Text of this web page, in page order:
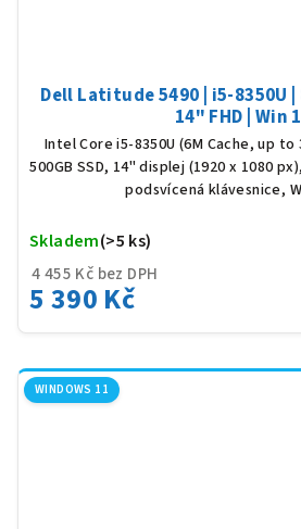
Dell Latitude 5490 | i5-8350U |
14" FHD | Win
Intel Core i5-8350U (6M Cache, up to
500GB SSD, 14" displej (1920 x 1080
podsvícená klávesnice,
4 455 Kč bez DPH
5 390 Kč
Skladem(>5 ks)
WINDOWS 11